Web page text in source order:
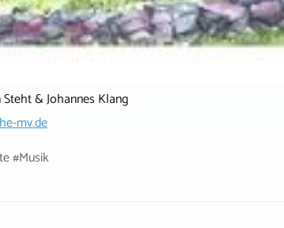
& Johannes Klang
mv.de
#Musik